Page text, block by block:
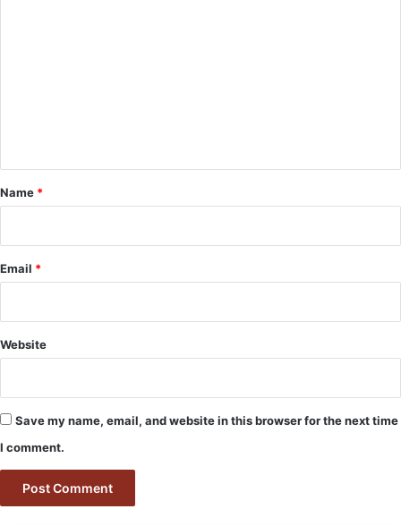
*
Name *
Email *
Website
Save my name, email, and website in this browser for the next time
I comment.